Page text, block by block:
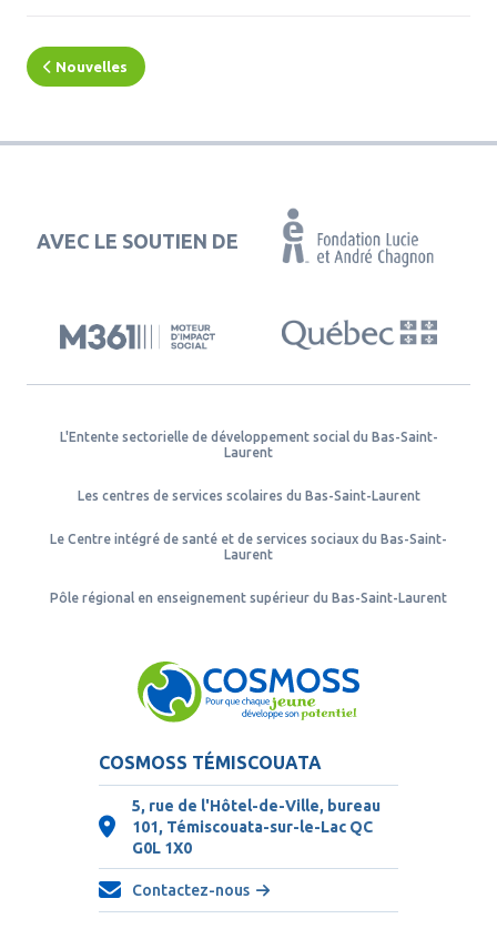
Nouvelles
AVEC LE SOUTIEN DE
L'Entente sectorielle de développement social du Bas-Saint-
Laurent
Les centres de services scolaires du Bas-Saint-Laurent
Le Centre intégré de santé et de services sociaux du Bas-Saint-
Laurent
Pôle régional en enseignement supérieur du Bas-Saint-Laurent
COSMOSS TÉMISCOUATA
5, rue de l'Hôtel-de-Ville, bureau
101, Témiscouata-sur-le-Lac QC
G0L 1X0
Contactez-nous